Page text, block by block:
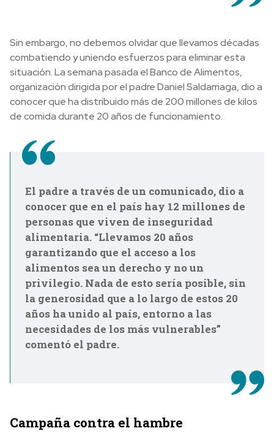
Sin embargo, no debemos olvidar que llevamos décadas
combatiendo y uniendo esfuerzos para eliminar esta
situación. La semana pasada el Banco de Alimentos,
organización dirigida por el padre Daniel Saldarriaga, dio a
conocer que ha distribuido más de 200 millones de kilos
de comida durante 20 años de funcionamiento.
El padre a través de un comunicado, dio a
conocer que en el país hay 12 millones de
personas que viven de inseguridad
alimentaria. “Llevamos 20 años
garantizando que el acceso a los
alimentos sea un derecho y no un
privilegio. Nada de esto sería posible, sin
la generosidad que a lo largo de estos 20
años ha unido al país, entorno a las
necesidades de los más vulnerables”
comentó el padre.
Campaña contra el hambre